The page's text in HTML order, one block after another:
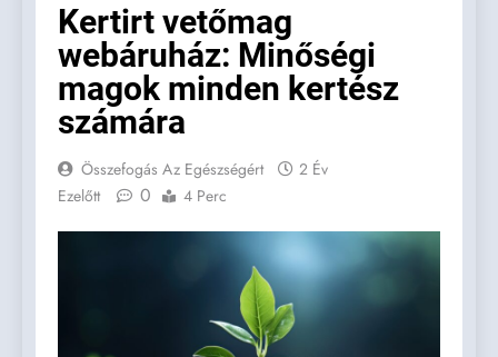
Kertirt vetőmag
webáruház: Minőségi
magok minden kertész
számára
Összefogás Az Egészségért
2 Év
Ezelőtt
0 4 Perc